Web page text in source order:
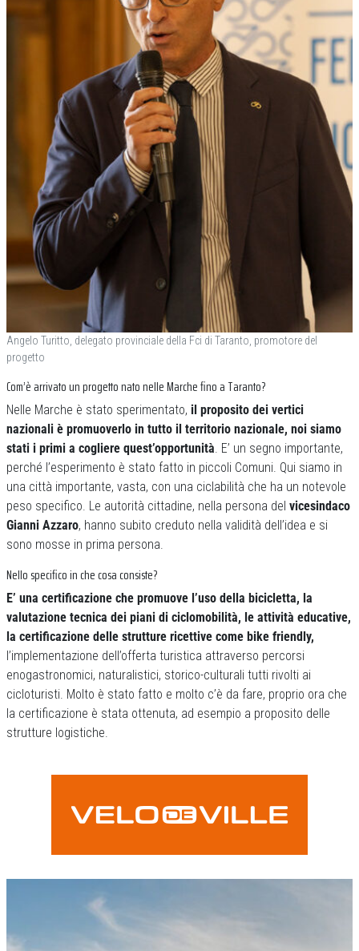
Angelo Turitto, delegato provinciale della Fci di Taranto, promotore del
progetto
Com’è arrivato un progetto nato nelle Marche fino a Taranto?
Nelle Marche è stato sperimentato, il proposito dei vertici
nazionali è promuoverlo in tutto il territorio nazionale, noi siamo
stati i primi a cogliere quest’opportunità. E’ un segno importante,
perché l’esperimento è stato fatto in piccoli Comuni. Qui siamo in
una città importante, vasta, con una ciclabilità che ha un notevole
peso specifico. Le autorità cittadine, nella persona del vicesindaco
Gianni Azzaro, hanno subito creduto nella validità dell’idea e si
sono mosse in prima persona.
Nello specifico in che cosa consiste?
E’ una certificazione che promuove l’uso della bicicletta, la
valutazione tecnica dei piani di ciclomobilità, le attività educative,
la certificazione delle strutture ricettive come bike friendly,
l’implementazione dell’offerta turistica attraverso percorsi
enogastronomici, naturalistici, storico-culturali tutti rivolti ai
cicloturisti. Molto è stato fatto e molto c’è da fare, proprio ora che
la certificazione è stata ottenuta, ad esempio a proposito delle
strutture logistiche.